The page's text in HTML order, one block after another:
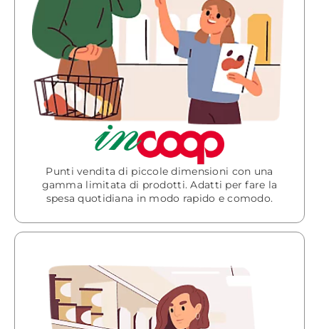
Punti vendita di piccole dimensioni con una
gamma limitata di prodotti. Adatti per fare la
spesa quotidiana in modo rapido e comodo.